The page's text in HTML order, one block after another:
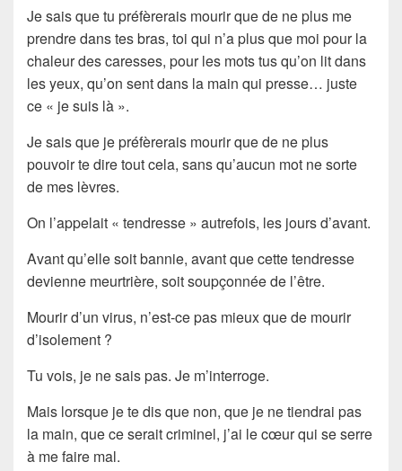
Je sais que tu préfèrerais mourir que de ne plus me
prendre dans tes bras, toi qui n’a plus que moi pour la
chaleur des caresses, pour les mots tus qu’on lit dans
les yeux, qu’on sent dans la main qui presse… juste
ce « je suis là ».
Je sais que je préfèrerais mourir que de ne plus
pouvoir te dire tout cela, sans qu’aucun mot ne sorte
de mes lèvres.
On l’appelait « tendresse » autrefois, les jours d’avant.
Avant qu’elle soit bannie, avant que cette tendresse
devienne meurtrière, soit soupçonnée de l’être.
Mourir d’un virus, n’est-ce pas mieux que de mourir
d’isolement ?
Tu vois, je ne sais pas. Je m’interroge.
Mais lorsque je te dis que non, que je ne tiendrai pas
la main, que ce serait criminel, j’ai le cœur qui se serre
à me faire mal.